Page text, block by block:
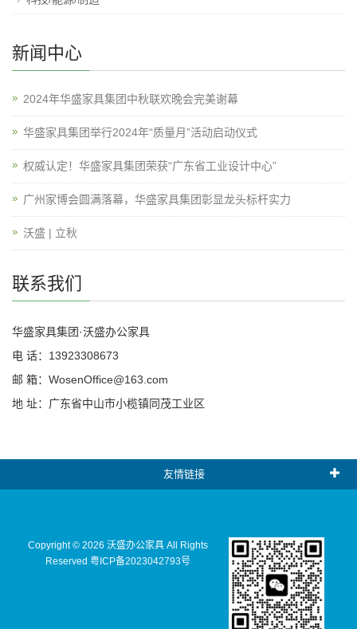
新闻中心
2024年华盛家具集团中秋联欢晚会完美谢幕
华盛家具集团举行2024年“质量月”活动启动仪式
权威认定！华盛家具集团荣获“广东省工业设计中心”
广州家博会圆满落幕，华盛家具集团彰显龙头标杆实力
沃盛 | 立秋
联系我们
华盛家具集团·沃盛办公家具
电 话：13923308673
邮 箱：WosenOffice@163.com
地 址：广东省中山市小榄镇同茂工业区
友情链接
Copyright © 2026 沃盛办公家具 All Rights
Reserved 粤ICP备2023042793号